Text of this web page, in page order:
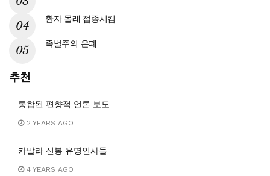
환자 몰래 접종시킴
족벌주의 은폐
추천
통합된 편향적 언론 보도
2 YEARS AGO
카발라 신봉 유명인사들
4 YEARS AGO